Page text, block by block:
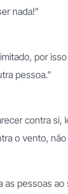
nada!”
por
pessoa.”
contra si,
o vento, não
as pessoas